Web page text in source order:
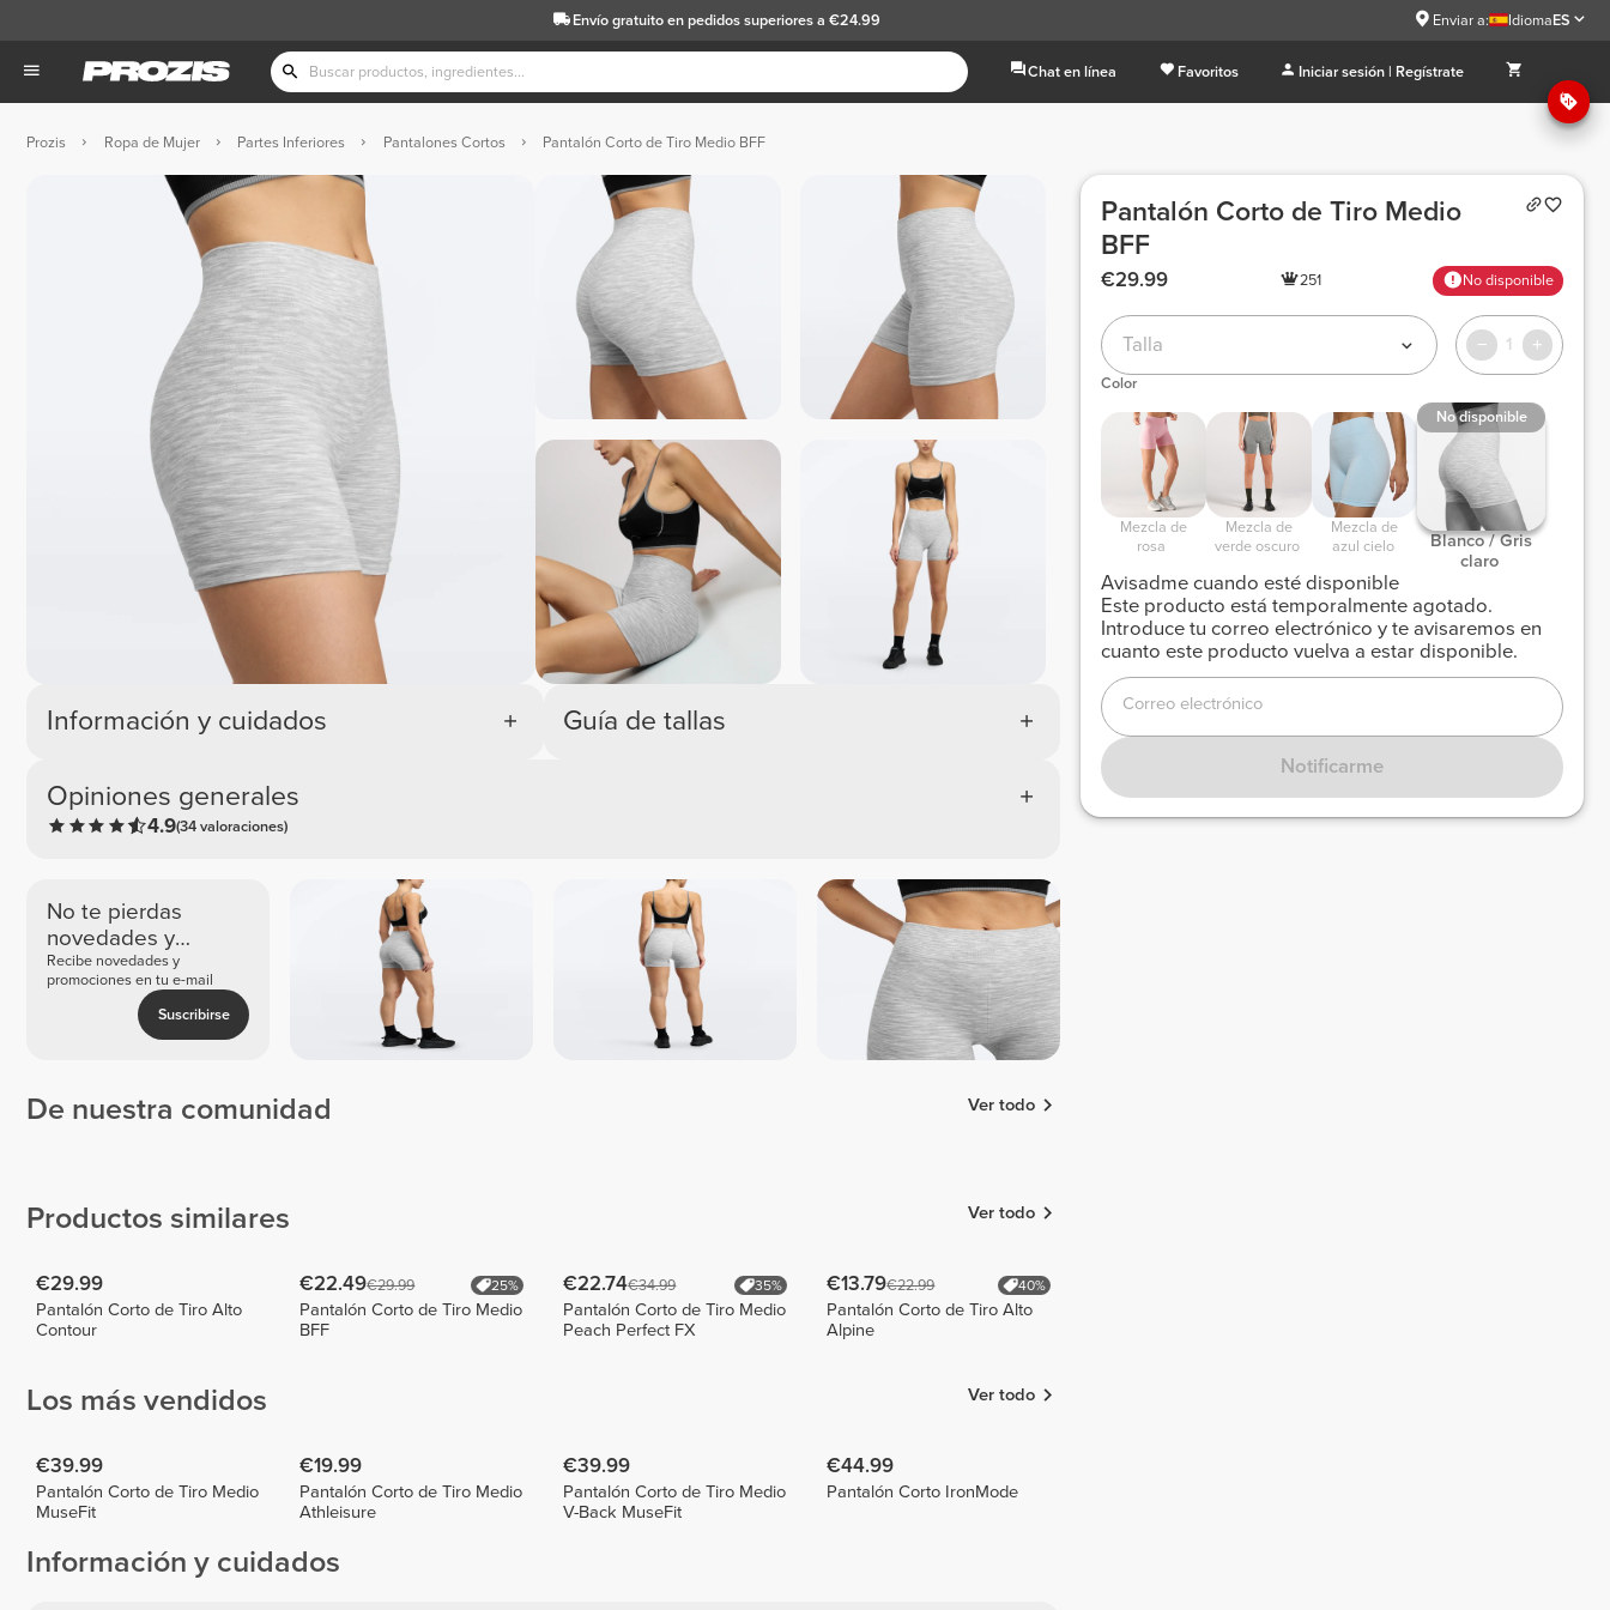
Envío gratuitoen pedidos superiores a €24.99 Enviar a: IdiomaES
Chat en línea Favoritos Iniciar sesión | Regístrate
Prozis Ropa de Mujer Partes Inferiores Pantalones Cortos Pantalón Corto de Tiro Medio BFF
Información y cuidados
Opiniones generales
4.9(34 valoraciones)
Guía de tallas
No te pierdas
novedades y
ofertas exclusivas
Recibe novedades y
promociones en tu e-mail
Suscribirse
De nuestra comunidad Ver todo
Productos similares Ver todo
€29.99
Pantalón Corto de Tiro Alto
Contour
€22.49€29.99 25%
Pantalón Corto de Tiro Medio
BFF
€22.74€34.99 35%
Pantalón Corto de Tiro Medio
Peach Perfect FX
€13.79€22.99 40%
Pantalón Corto de Tiro Alto
Alpine
Los más vendidos Ver todo
€39.99
Pantalón Corto de Tiro Medio
MuseFit
€19.99
Pantalón Corto de Tiro Medio
Athleisure
€39.99
Pantalón Corto de Tiro Medio
V-Back MuseFit
€44.99
Pantalón Corto IronMode
Información y cuidados
Pantalón Corto de Tiro Medio
BFF
€29.99 251 No disponible
Talla 1
Color
rosa
verde oscuro
azul cielo
No disponible
Blanco / Gris
claro
Avisadme cuando esté disponible
Este producto está temporalmente agotado.
Introduce tu correo electrónico y te avisaremos en
cuanto este producto vuelva a estar disponible.
Correo electrónico
Notificarme